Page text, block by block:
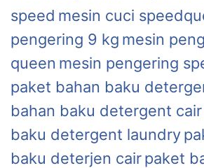
speed mesin cuci
pengering 9 kg mesin
queen mesin pengering
paket bahan baku
bahan baku detergent cair
baku detergent laundry
baku deterjen cairpaket